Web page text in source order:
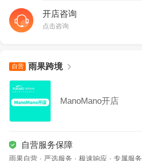
开店咨询
点击咨询
自营 雨果跨境
ManoMano开店
自营服务保障
雨果自营 · 严选服务 · 极速响应 · 专属服务